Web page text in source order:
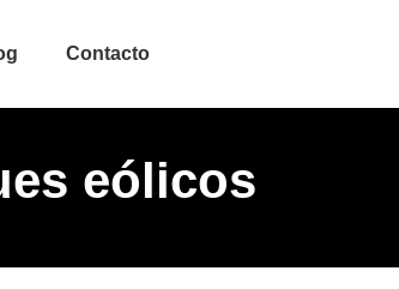
Contacto
eólicos